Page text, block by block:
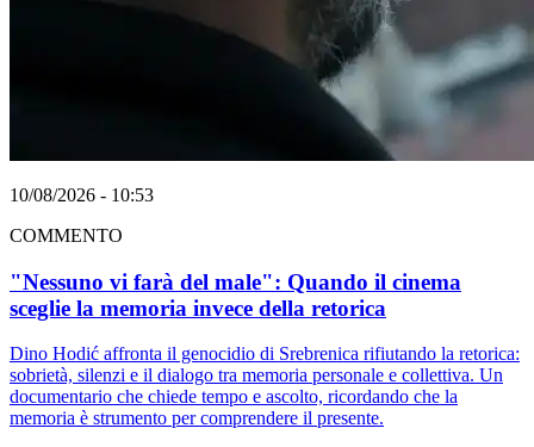
10/08/2026 - 10:53
COMMENTO
"Nessuno vi farà del male": Quando il cinema
sceglie la memoria invece della retorica
Dino Hodić affronta il genocidio di Srebrenica rifiutando la retorica:
sobrietà, silenzi e il dialogo tra memoria personale e collettiva. Un
documentario che chiede tempo e ascolto, ricordando che la
memoria è strumento per comprendere il presente.